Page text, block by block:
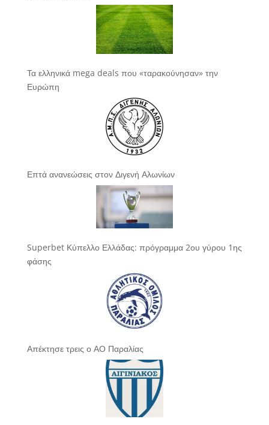
Τα ελληνικά mega deals που «ταρακούνησαν» την
Ευρώπη
Επτά ανανεώσεις στον Διγενή Αλωνίων
Superbet Κύπελλο Ελλάδας: πρόγραμμα 2ου γύρου 1ης
φάσης
Απέκτησε τρεις ο ΑΟ Παραλίας